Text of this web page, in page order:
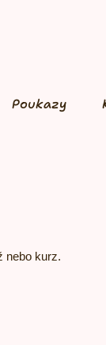
Poukazy
nebo kurz.